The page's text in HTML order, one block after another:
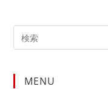
MENU